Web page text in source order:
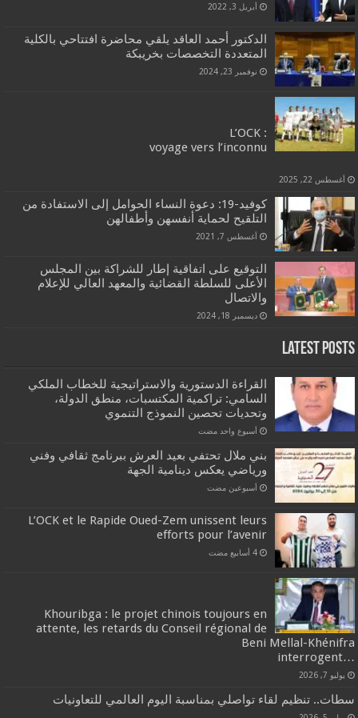
أبريل 3, 2022
الدكتور أحمد العاقد يلقي محاضرة افتتاحي بالكلية
المتعددة التخصصات بخريبكة
نوفمبر 23, 2024
: L’OCK
voyage vers l’inconnu
أغسطس 22, 2025
كوفيد-19: دعوة النساء الحوامل إلى الاستفادة من
التلقيح لحماية أنفسهن وأطفالهن
أغسطس 7, 2021
التوقيع على اتفاقية إطار للشراكة بين المجلس
الأعلى للسلطة القضائية والمعهد العالي للإعلام
والاتصال
ديسمبر 18, 2024
Latest Posts
القراءة الدستورية والاستراتيجية للخطاب الملكي
السامي: تراكمية المكتسبات، منطق الدولة،
وتحديات تحصين النموذج التنموي
‏أسبوع واحد مضت
بني ملال تحتفي بعيد العرش ببرنامج ثقافي وفني
ورياضي يعكس دينامية الجهة
‏أسبوعين مضت
L’OCK et le Rapide Oued-Zem unissent leurs
efforts pour l’avenir
‏4 أسابيع مضت
Khouribga : le projet chinois toujours en
attente, les retards du Conseil régional de
Beni Mellal-Khénifra
…interrogent
يوليو 7, 2026
سطات.. تنظيم لقاء تواصلي بمناسبة اليوم العالمي للتعاونيات